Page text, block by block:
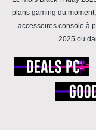
plans gaming du
accessoires console à
2025 ou